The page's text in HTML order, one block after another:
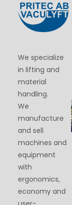
We specialize
in lifting and
material
handling.
We
manufacture
and sell
machines and
equipment
with
ergonomics,
economy and